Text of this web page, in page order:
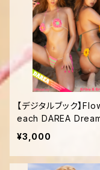
【デジタルブック】
each DAREA
ory Magazine
¥3,000